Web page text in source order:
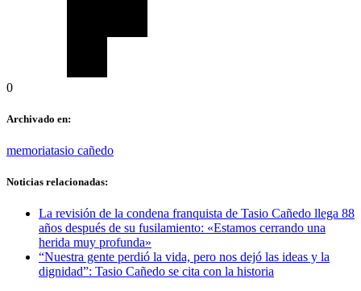
0
Archivado en:
memoriatasio cañedo
Noticias relacionadas:
La revisión de la condena franquista de Tasio Cañedo llega 88
años después de su fusilamiento: «Estamos cerrando una
herida muy profunda»
“Nuestra gente perdió la vida, pero nos dejó las ideas y la
dignidad”: Tasio Cañedo se cita con la historia